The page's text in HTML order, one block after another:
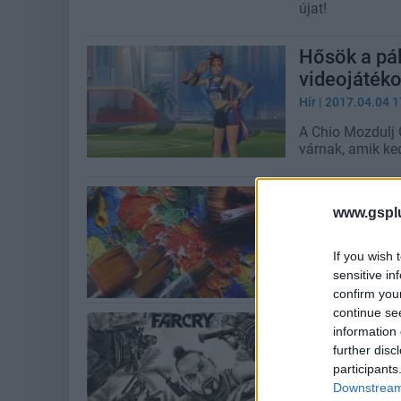
If you wish
sensitive
confirm
continue
information
further
újat!
Hősök a
Hír | 2017.04.04
A Chio Mozdulj
várnak, amik
| 2017.02.20
Nem csak az
az Xbox One
Több
GameArt
| 2016.10.26